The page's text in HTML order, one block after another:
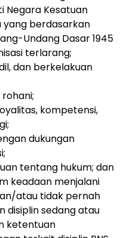
Negara Kesatuan
yang berdasarkan
Undang Dasar1945
terlarang;
dan berkelakuan
kompetensi,
dukungan
tentang hukum; dan
keadaan menjalani
/atau tidak pernah
disiplinsedangatau
ketentuan